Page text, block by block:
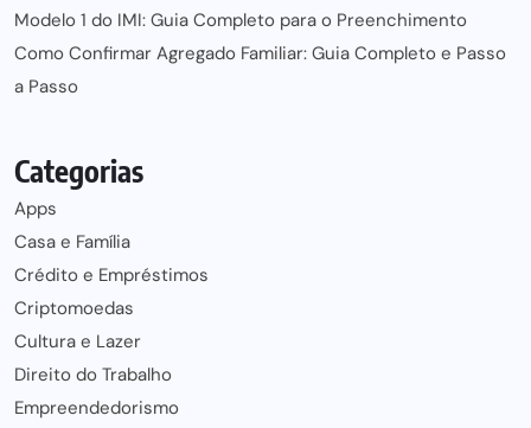
Modelo 1 do IMI: Guia Completo para o Preenchimento
Como Confirmar Agregado Familiar: Guia Completo e Passo
a Passo
Categorias
Apps
Casa e Família
Crédito e Empréstimos
Criptomoedas
Cultura e Lazer
Direito do Trabalho
Empreendedorismo